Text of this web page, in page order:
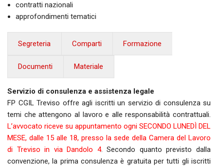
contratti nazionali
approfondimenti tematici
Segreteria Comparti Formazione
Documenti Materiale
Servizio di consulenza e assistenza legale
FP CGIL Treviso offre agli iscritti un servizio di consulenza su
temi che attengono al lavoro e alle responsabilità contrattuali.
L’avvocato riceve su appuntamento ogni SECONDO LUNEDÌ DEL
MESE, dalle 15 alle 18, presso la sede della Camera del Lavoro
di Treviso in via Dandolo 4. Secondo quanto previsto dalla
convenzione, la prima consulenza è gratuita per tutti gli iscritti